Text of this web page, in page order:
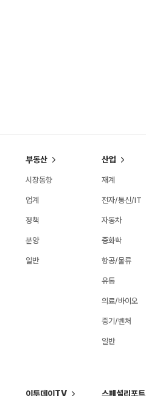
부동산
시장동향
업계
정책
분양
일반
산업
재계
전자/통신/IT
자동차
중화학
항공/물류
유통
의료/바이오
중기/벤처
일반
이투데이TV 스페셜리포트